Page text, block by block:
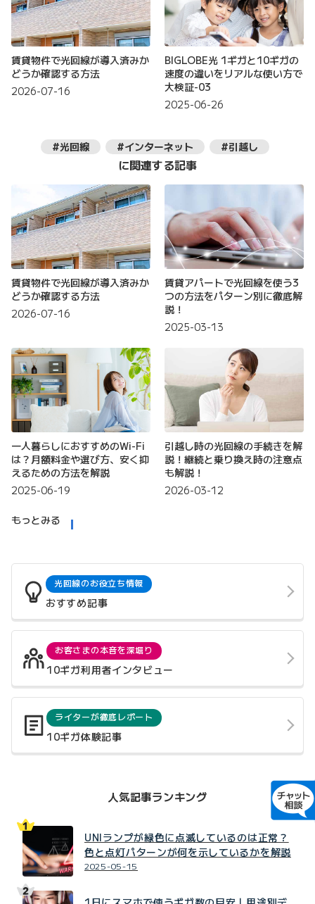
賃貸物件で光回線が導入済みか
どうか確認する方法
2026-07-16
BIGLOBE光 1ギガと10ギガの
速度の違いをリアルな使い方で
大検証-03
2025-06-26
#光回線 #インターネット #引越し
に関連する記事
賃貸物件で光回線が導入済みか
どうか確認する方法
2026-07-16
賃貸アパートで光回線を使う3
つの方法をパターン別に徹底解
説！
2025-03-13
一人暮らしにおすすめのWi-Fi
は？月額料金や選び方、安く抑
えるための方法を解説
2025-06-19
引越し時の光回線の手続きを解
説！継続と乗り換え時の注意点
も解説！
2026-03-12
もっとみる
光回線のお役立ち情報
おすすめ記事
お客さまの本音を深堀り
10ギガ利用者インタビュー
ライターが徹底レポート
10ギガ体験記事
人気記事ランキング
UNIランプが緑色に点滅しているのは正常？
色と点灯パターンが何を示しているかを解説
2025-05-15